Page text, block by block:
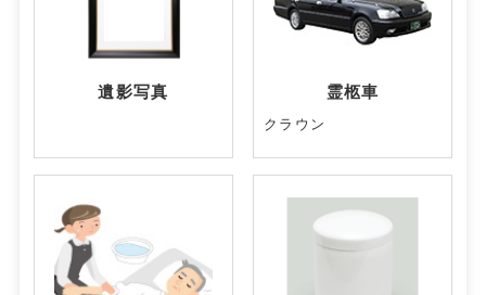
遺影写真 霊柩車
クラウン